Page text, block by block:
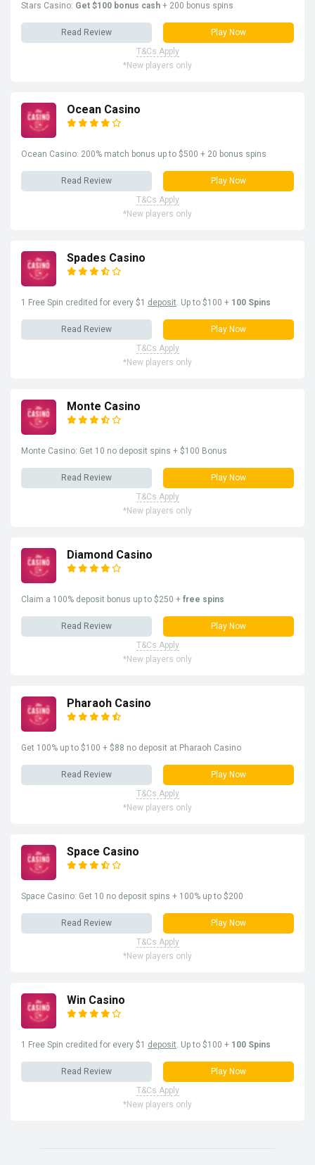
Stars Casino: Get $100 bonus cash + 200 bonus spins
Read Review
Play Now
T&Cs Apply
*New players only
Ocean Casino
Ocean Casino: 200% match bonus up to $500 + 20 bonus spins
Read Review
Play Now
T&Cs Apply
*New players only
Spades Casino
1 Free Spin credited for every $1 deposit. Up to $100 + 100 Spins
Read Review
Play Now
T&Cs Apply
*New players only
Monte Casino
Monte Casino: Get 10 no deposit spins + $100 Bonus
Read Review
Play Now
T&Cs Apply
*New players only
Diamond Casino
Claim a 100% deposit bonus up to $250 + free spins
Read Review
Play Now
T&Cs Apply
*New players only
Pharaoh Casino
Get 100% up to $100 + $88 no deposit at Pharaoh Casino
Read Review
Play Now
T&Cs Apply
*New players only
Space Casino
Space Casino: Get 10 no deposit spins + 100% up to $200
Read Review
Play Now
T&Cs Apply
*New players only
Win Casino
1 Free Spin credited for every $1 deposit. Up to $100 + 100 Spins
Read Review
Play Now
T&Cs Apply
*New players only